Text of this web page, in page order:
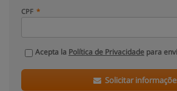
CPF
Acepta la Política de Privacidade para
Solicitar